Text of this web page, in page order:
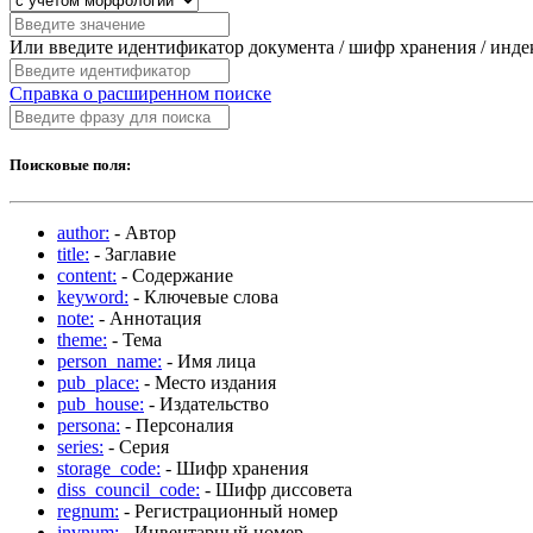
Или введите идентификатор документа / шифр хранения /
Справка о расширенном поиске
Поисковые поля:
author: - Автор
title: - Заглавие
content: - Содержание
keyword: - Ключевые слова
note: - Аннотация
theme: - Тема
person_name: - Имя лица
pub_place: - Место издания
pub_house: - Издательство
persona: - Персоналия
series: - Серия
storage_code: - Шифр хранения
diss_council_code: - Шифр диссовета
regnum: - Регистрационный номер